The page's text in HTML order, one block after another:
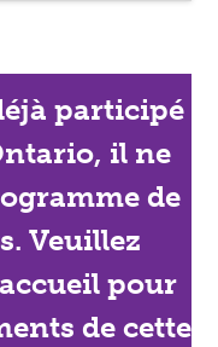
participé
il ne
de
Veuillez
pour
de cette